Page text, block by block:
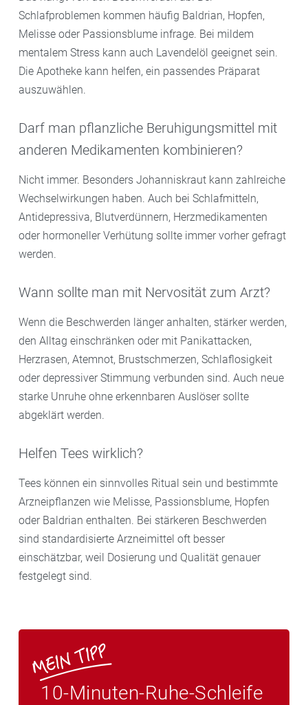
Schlafproblemen kommen häufig Baldrian, Hopfen,
Melisse oder Passionsblume infrage. Bei mildem
mentalem Stress kann auch Lavendelöl geeignet sein.
Die Apotheke kann helfen, ein passendes Präparat
auszuwählen.
Darf man pflanzliche Beruhigungsmittel mit
anderen Medikamenten kombinieren?
Nicht immer. Besonders Johanniskraut kann zahlreiche
Wechselwirkungen haben. Auch bei Schlafmitteln,
Antidepressiva, Blutverdünnern, Herzmedikamenten
oder hormoneller Verhütung sollte immer vorher gefragt
werden.
Wann sollte man mit Nervosität zum Arzt?
Wenn die Beschwerden länger anhalten, stärker werden,
den Alltag einschränken oder mit Panikattacken,
Herzrasen, Atemnot, Brustschmerzen, Schlaflosigkeit
oder depressiver Stimmung verbunden sind. Auch neue
starke Unruhe ohne erkennbaren Auslöser sollte
abgeklärt werden.
Helfen Tees wirklich?
Tees können ein sinnvolles Ritual sein und bestimmte
Arzneipflanzen wie Melisse, Passionsblume, Hopfen
oder Baldrian enthalten. Bei stärkeren Beschwerden
sind standardisierte Arzneimittel oft besser
einschätzbar, weil Dosierung und Qualität genauer
festgelegt sind.
10-Minuten-Ruhe-Schleife